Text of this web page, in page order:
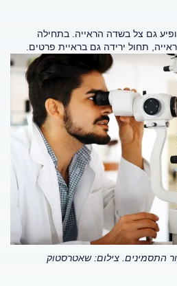
גם צל בשדה הראייה. בתחילה
תחול ירידה גם בראיית פרטים.
התסמינים. צילום: שאטרסטוק